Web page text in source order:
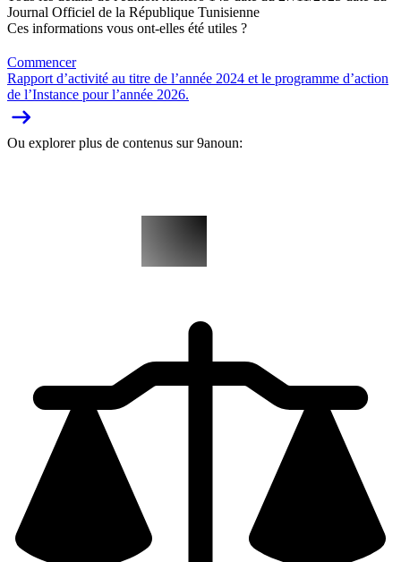
Journal Officiel de la République Tunisienne
Ces informations vous ont-elles été utiles ?
Commencer
Rapport d’activité au titre de l’année 2024 et le programme d’action
de l’Instance pour l’année 2026.
Ou explorer plus de contenus sur 9anoun: